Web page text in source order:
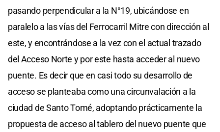
pasando perpendicular a la N°19, ubicándose en
paralelo a las vías del Ferrocarril Mitre con dirección al
este, y encontrándose a la vez con el actual trazado
del Acceso Norte y por este hasta acceder al nuevo
puente. Es decir que en casi todo su desarrollo de
acceso se planteaba como una circunvalación a la
ciudad de Santo Tomé, adoptando prácticamente la
propuesta de acceso al tablero del nuevo puente que